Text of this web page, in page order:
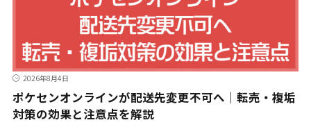
2026年8月4日
ポケセンオンラインが配送先変更不可へ｜転売・複垢
対策の効果と注意点を解説